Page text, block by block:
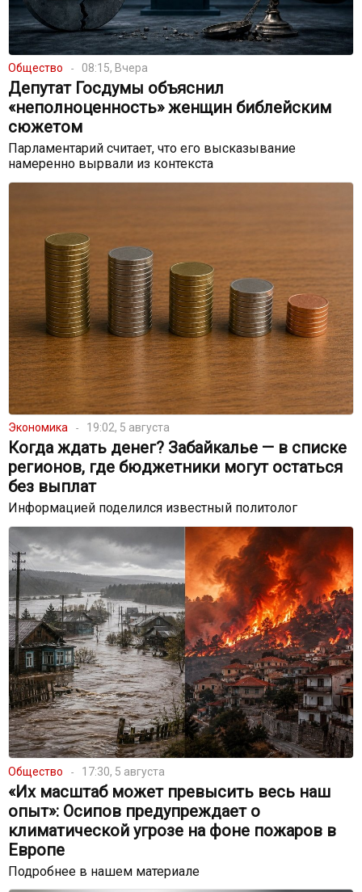
Общество 08:15, Вчера
Депутат Госдумы объяснил
«неполноценность» женщин библейским
сюжетом
Парламентарий считает, что его высказывание
намеренно вырвали из контекста
Экономика 19:02, 5 августа
Когда ждать денег? Забайкалье — в списке
регионов, где бюджетники могут остаться
без выплат
Информацией поделился известный политолог
Общество 17:30, 5 августа
«Их масштаб может превысить весь наш
опыт»: Осипов предупреждает о
климатической угрозе на фоне пожаров в
Европе
Подробнее в нашем материале